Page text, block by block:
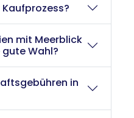
mit Meerblick
Wahl?
in